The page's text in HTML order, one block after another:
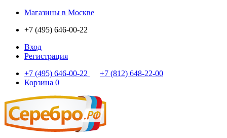
Магазины в Москве
+7 (495) 646-00-22
Вход
Регистрация
+7 (495) 646-00-22
+7 (812) 648-22-00
Корзина 0